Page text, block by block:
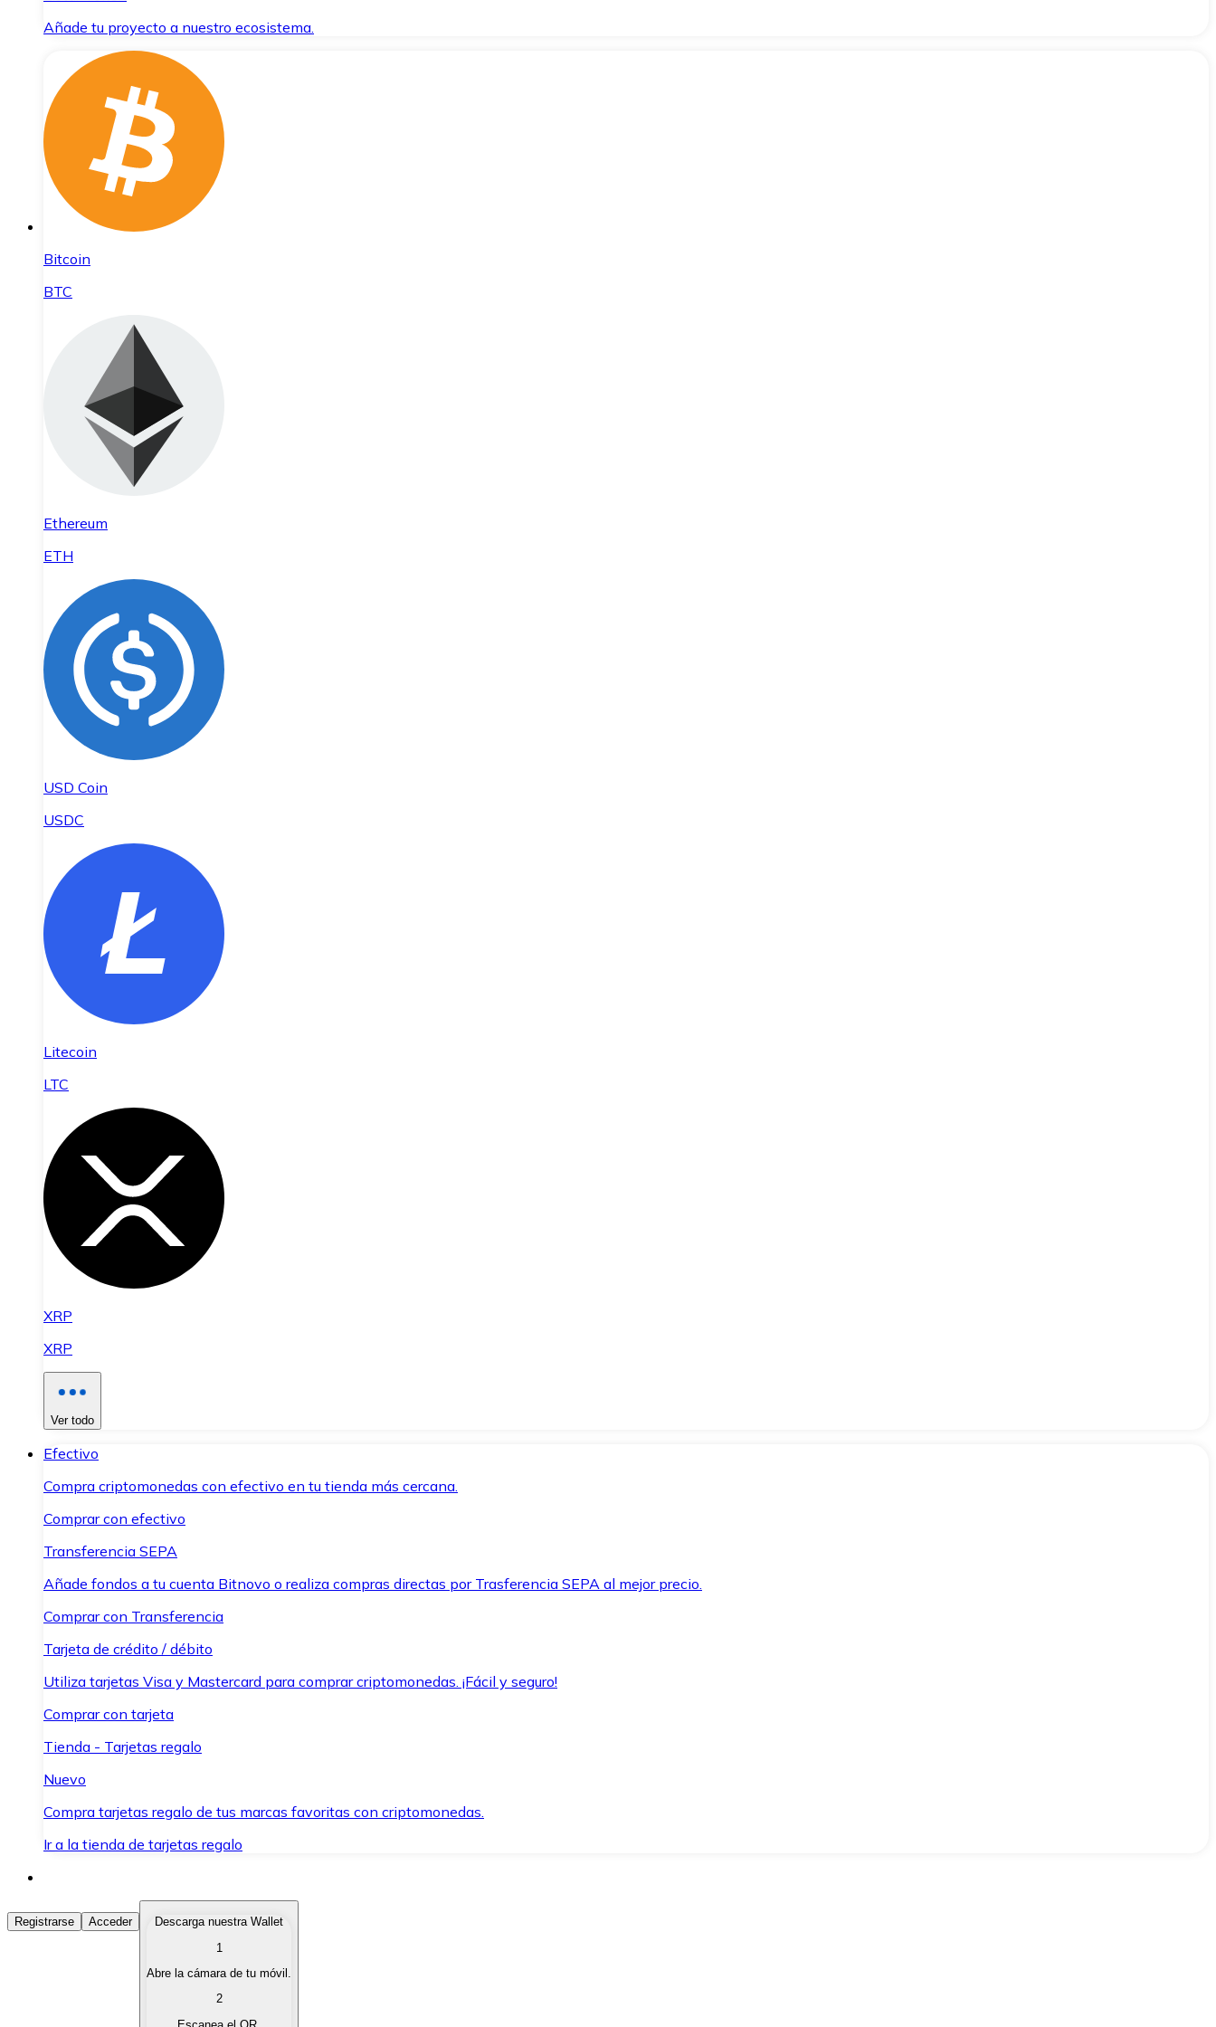
Añade tu proyecto a nuestro ecosistema.
Bitcoin
BTC
Ethereum
ETH
USD Coin
USDC
Litecoin
LTC
XRP
XRP
Ver todo
Efectivo
Compra criptomonedas con efectivo en tu tienda más cercana.
Comprar con efectivo
Transferencia SEPA
Añade fondos a tu cuenta Bitnovo o realiza compras directas por Trasferencia SEPA al mejor precio.
Comprar con Transferencia
Tarjeta de crédito / débito
Utiliza tarjetas Visa y Mastercard para comprar criptomonedas. ¡Fácil y seguro!
Comprar con tarjeta
Tienda - Tarjetas regalo
Nuevo
Compra tarjetas regalo de tus marcas favoritas con criptomonedas.
Ir a la tienda de tarjetas regalo
Comprar Criptomonedas
Compra criptomonedas con diferentes métodos de pago.
Vende tus criptomonedas de forma rápida y segura.
Registrarse Acceder
Descarga nuestra Wallet
1
Abre la cámara de tu móvil.
2